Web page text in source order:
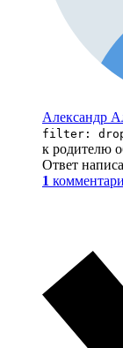
Александр
filter:
к родителю
Ответ
1